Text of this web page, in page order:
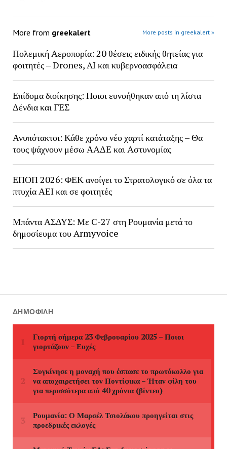
More from greekalert More posts in greekalert »
Πολεμική Αεροπορία: 20 θέσεις ειδικής θητείας για
φοιτητές – Drones, AI και κυβερνοασφάλεια
Επίδομα διοίκησης: Ποιοι ευνοήθηκαν από τη λίστα
Δένδια και ΓΕΣ
Ανυπότακτοι: Κάθε χρόνο νέο χαρτί κατάταξης – Θα
τους ψάχνουν μέσω ΑΑΔΕ και Αστυνομίας
ΕΠΟΠ 2026: ΦΕΚ ανοίγει το Στρατολογικό σε όλα τα
πτυχία ΑΕΙ και σε φοιτητές
Μπάντα ΑΣΔΥΣ: Με C-27 στη Ρουμανία μετά το
δημοσίευμα του Armyvoice
ΔΗΜΟΦΙΛΉ